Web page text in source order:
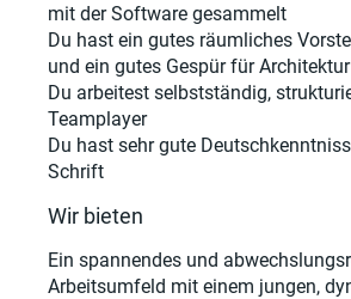
mit der Software gesammelt
Du hast ein gutes räumliches
und ein gutes Gespür für
Du arbeitest selbstständig,
Teamplayer
Du hast sehr gute
Schrift
Wir bieten
Ein spannendes und
Arbeitsumfeld mit einem jungen,